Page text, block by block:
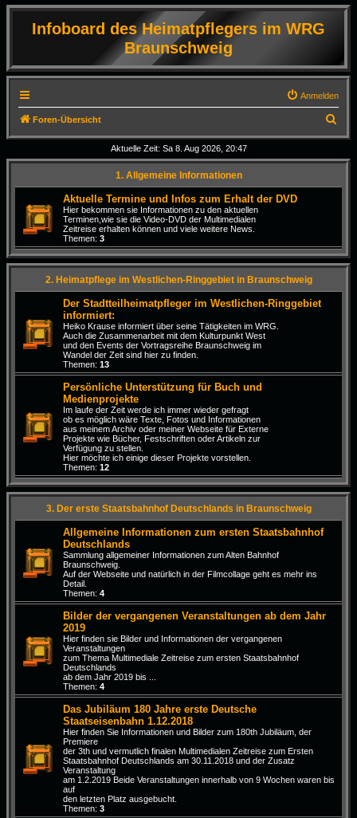
Infoboard des Heimatpflegers im WRG
Braunschweig
Anmelden
Foren-Übersicht
u
c
Aktuelle Zeit: Sa 8. Aug 2026, 20:47
1. Allgemeine Informationen
Aktuelle Termine und Infos zum Erhalt der DVD
Hier bekommen sie Informationen zu den aktuellen
Terminen,wie sie die Video-DVD der Multimedialen
Zeitreise erhalten können und viele weitere News.
Themen: 3
2. Heimatpflege im Westlichen-Ringgebiet in Braunschweig
Der Stadtteilheimatpfleger im Westlichen-Ringgebiet
informiert:
Heiko Krause informiert über seine Tätigkeiten im WRG.
Auch die Zusammenarbeit mit dem Kulturpunkt West
und den Events der Vortragsreihe Braunschweig im
Wandel der Zeit sind hier zu finden.
Themen: 13
Persönliche Unterstützung für Buch und
Medienprojekte
Im laufe der Zeit werde ich immer wieder gefragt
ob es möglich wäre Texte, Fotos und Informationen
aus meinem Archiv oder meiner Webseite für Externe
Projekte wie Bücher, Festschriften oder Artikeln zur
Verfügung zu stellen.
Hier möchte ich einige dieser Projekte vorstellen.
Themen: 12
3. Der erste Staatsbahnhof Deutschlands in Braunschweig
Allgemeine Informationen zum ersten Staatsbahnhof
Deutschlands
Sammlung allgemeiner Informationen zum Alten Bahnhof
Braunschweig.
Auf der Webseite und natürlich in der Filmcollage geht es mehr ins
Detail.
Themen: 4
Bilder der vergangenen Veranstaltungen ab dem Jahr
2019
Hier finden sie Bilder und Informationen der vergangenen
Veranstaltungen
zum Thema Multimediale Zeitreise zum ersten Staatsbahnhof
Deutschlands
ab dem Jahr 2019 bis ...
Themen: 4
Das Jubiläum 180 Jahre erste Deutsche
Staatseisenbahn 1.12.2018
Hier finden Sie Informationen und Bilder zum 180th Jubiläum, der
Premiere
der 3th und vermutlich finalen Multimedialen Zeitreise zum Ersten
Staatsbahnhof Deutschlands am 30.11.2018 und der Zusatz
Veranstaltung
am 1.2.2019 Beide Veranstaltungen innerhalb von 9 Wochen waren bis
auf
den letzten Platz ausgebucht.
Themen: 3